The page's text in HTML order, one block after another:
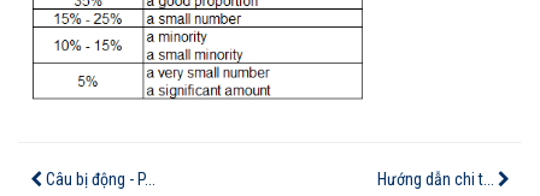
Câu bị động - P... Hướng dẫn chi t...